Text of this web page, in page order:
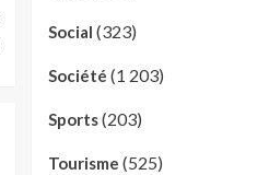
Social (323)
Société (1 203)
Sports(203)
Tourisme (525)